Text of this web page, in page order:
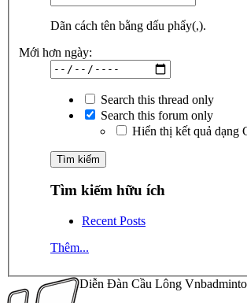
Dãn cách tên bằng dấu phẩy(,).
Mới hơn ngày:
Search this thread only
Search this forum only
Hiển thị kết quả dạng
Tìm kiếm hữu ích
Recent Posts
Thêm...
Diễn Đàn Cầu Lông